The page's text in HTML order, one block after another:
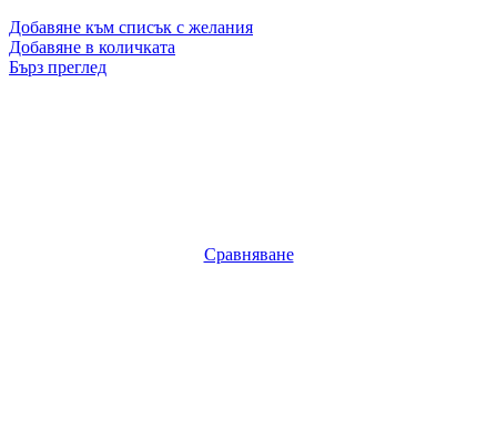
Добавяне към списък с желания
Добавяне в количката
Бърз преглед
Сравняване